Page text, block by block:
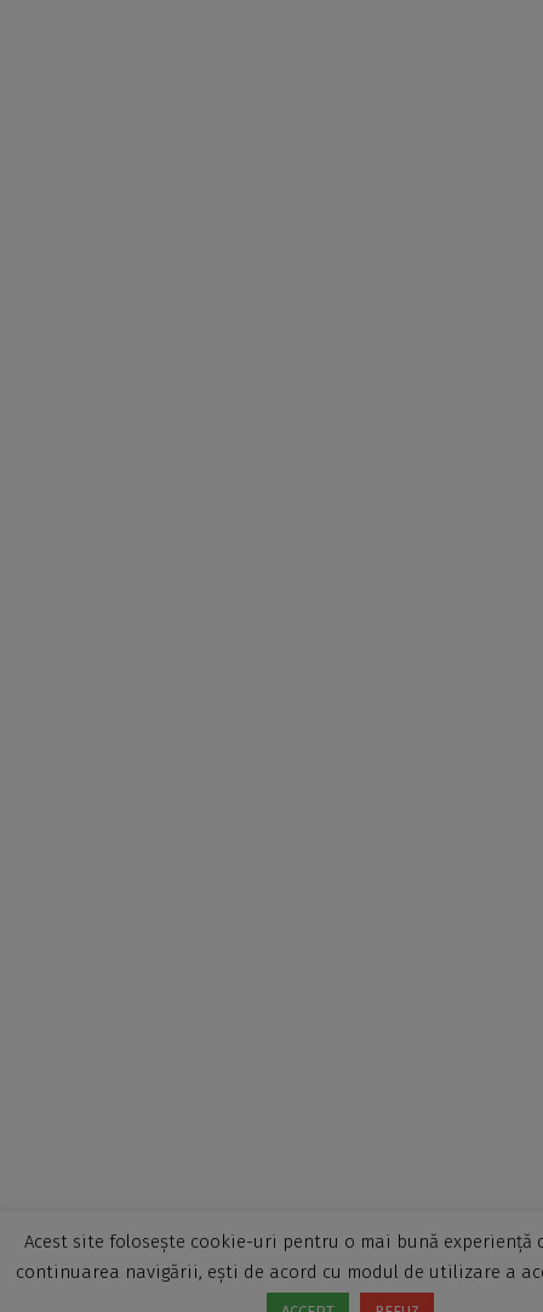
Acest site folosește cookie-uri pentru o mai bună experiență
continuarea navigării, ești de acord cu modul de utilizare a